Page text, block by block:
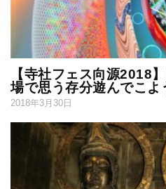
【寺社フェス向源2018
場で思う存分遊んでこよ
2018年3月30日